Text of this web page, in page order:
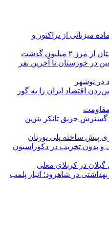
میزبانی از تراکتور و
میلیون گذشت
در خوزستان تا آخرین نفر
در نوشهر
اقتصاد ایران را به گور
مقاومت
حریق تانکر بنزین
پیش ساخته پلی یورتان
بدون تخریب در دکوراسیون
در کربلای معلی
غیربهداشتی در شاهرود؛ انبار پلمب